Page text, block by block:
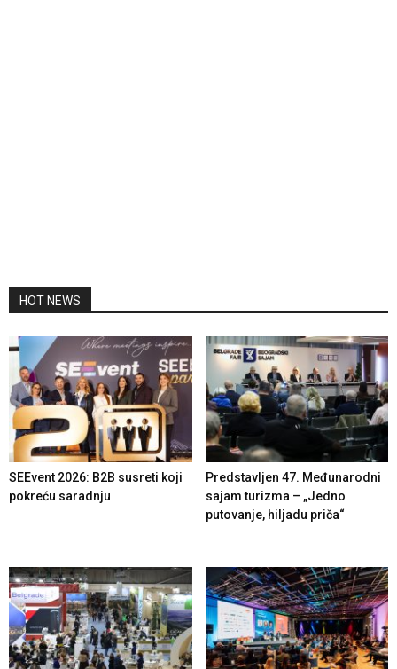
HOT NEWS
SEEvent 2026: B2B susreti koji
pokreću saradnju
Predstavljen 47. Međunarodni
sajam turizma – „Jedno
putovanje, hiljadu priča“